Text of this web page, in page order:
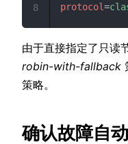
protocol=
8
由于直接指定了只读
robin-with-fallback
策略。
确认故障自